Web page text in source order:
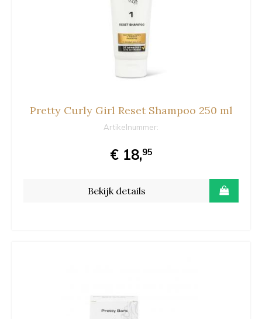
Pretty Curly Girl Reset Shampoo 250 ml
Artikelnummer:
€ 18,95
Bekijk details